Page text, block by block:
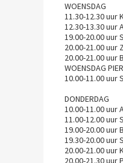
WOENSDAG
11.30-
12.30-13.30
19.00-
20.00-
20.00-
WOENSDAG
10.00-
DONDERDAG
10.00-
11.00-
19.00-
19.30-
20.00-
20.00-